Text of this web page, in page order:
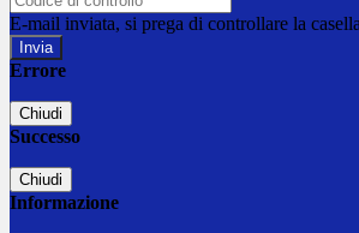
E-mail inviata, si prega di controllare la
Errore
Chiudi
Successo
Chiudi
Informazione